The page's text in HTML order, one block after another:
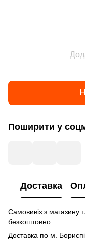
Поширити у
Доставка
Самовивіз з магазину
безкоштовно
Доставка по м.